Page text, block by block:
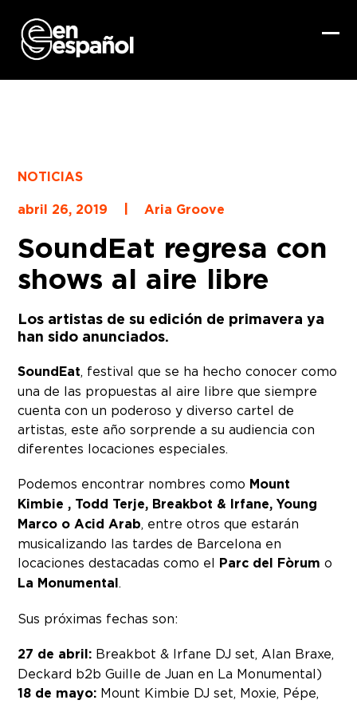
content
NOTICIAS
abril 26, 2019
| Aria Groove
SoundEat regresa con
shows al aire libre
Los artistas de su edición de primavera ya
han sido anunciados.
SoundEat, festival que se ha hecho conocer como
una de las propuestas al aire libre que siempre
cuenta con un poderoso y diverso cartel de
artistas, este año sorprende a su audiencia con
diferentes locaciones especiales.
Podemos encontrar nombres como Mount
Kimbie , Todd Terje, Breakbot & Irfane, Young
Marco o Acid Arab, entre otros que estarán
musicalizando las tardes de Barcelona en
locaciones destacadas como el Parc del Fòrum o
La Monumental.
Sus próximas fechas son:
27 de abril: Breakbot & Irfane DJ set, Alan Braxe,
Deckard b2b Guille de Juan en La Monumental)
18 de mayo: Mount Kimbie DJ set, Moxie, Pépe,